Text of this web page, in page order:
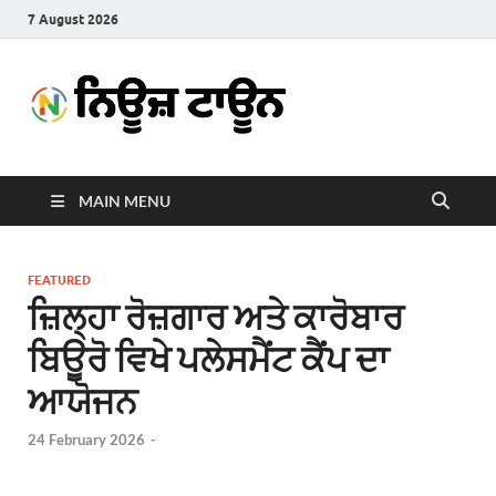
7 August 2026
Town
MAIN MENU
FEATURED
ਜ਼ਿਲ੍ਹਾ ਰੋਜ਼ਗਾਰ ਅਤੇ ਕਾਰੋਬਾਰ
ਬਿਊਰੋ ਵਿਖੇ ਪਲੇਸਮੈਂਟ ਕੈਂਪ ਦਾ
ਆਯੋਜਨ
24 February 2026 -